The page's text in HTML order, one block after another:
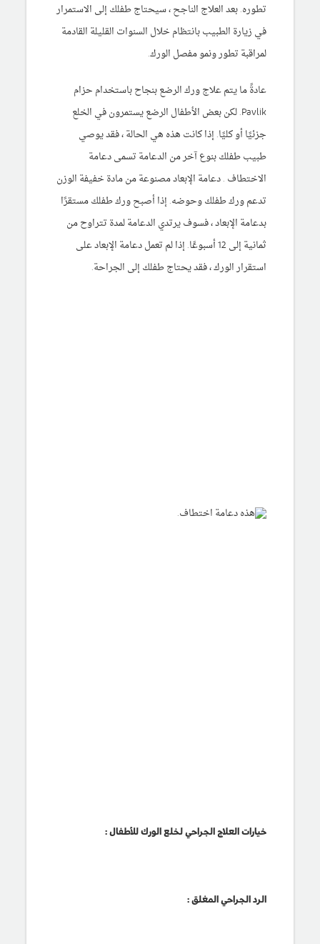
تطوره. بعد العلاج الناجح ، سيحتاج طفلك إلى الاستمرار
في زيارة الطبيب بانتظام خلال السنوات القليلة القادمة
لمراقبة تطور ونمو مفصل الورك.
عادةً ما يتم علاج ورك الرضع بنجاح باستخدام حزام
Pavlik. لكن بعض الأطفال الرضع يستمرون في الخلع
جزئيًا أو كليًا. إذا كانت هذه هي الحالة ، فقد يوصي
طبيب طفلك بنوع آخر من الدعامة تسمى دعامة
الاختطاف . دعامة الإبعاد مصنوعة من مادة خفيفة الوزن
تدعم ورك طفلك وحوضه. إذا أصبح ورك طفلك مستقرًا
بدعامة الإبعاد ، فسوف يرتدي الدعامة لمدة تتراوح من
ثمانية إلى 12 أسبوعًا. إذا لم تعمل دعامة الإبعاد على
استقرار الورك ، فقد يحتاج طفلك إلى الجراحة.
خيارات العلاج الجراحي لخلع الورك للأطفال :
الرد الجراحي المغلق :